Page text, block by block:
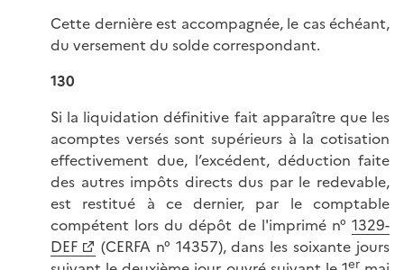
Cette dernière est accompagnée, le cas échéant,
du versement du solde correspondant.
130
Si la liquidation définitive fait apparaître que les
acomptes versés sont supérieurs à la cotisation
effectivement due, l’excédent, déduction faite
des autres impôts directs dus par le redevable,
est restitué à ce dernier, par le comptable
compétent lors du dépôt de l'imprimé n° 1329-
DEF
(CERFA n° 14357), dans les soixante jours
er